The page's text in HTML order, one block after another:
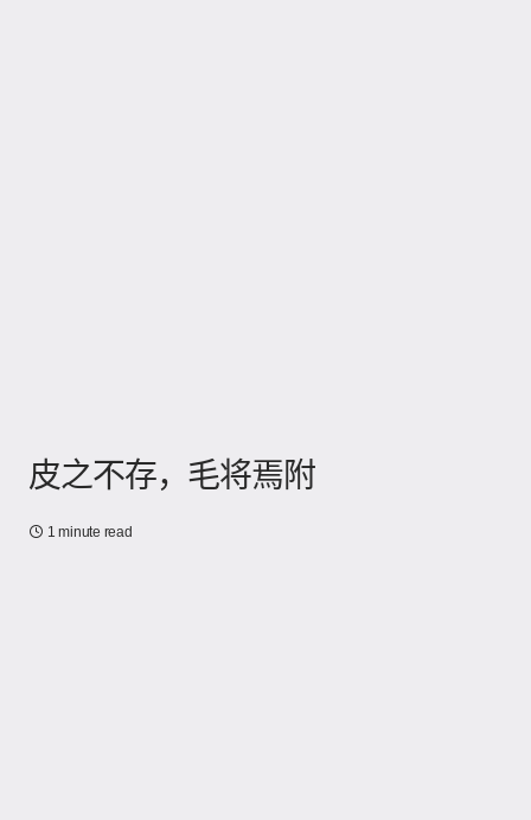
皮之不存，毛将焉附
1 minute read